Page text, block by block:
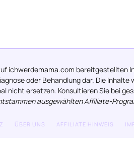
ichwerdemama.com bereitgestellten
oder Behandlung dar. Die
nicht ersetzen. Konsultieren Sie bei
ausgewählten Affiliate-
ÜBER UNS AFFILIATE HINWEIS